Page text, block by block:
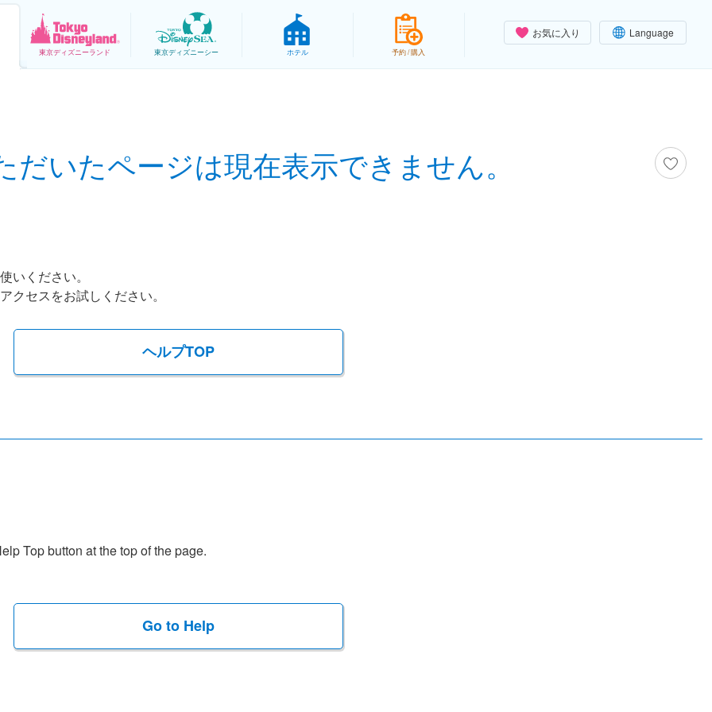
お気に入り Language
東京ディズニーランド 東京ディズニーシー ホテル 予約 / 購入
だいたページは現在表示できません。
いください。
クセスをお試しください。
ヘルプTOP
Top button at the top of the page.
Go to Help